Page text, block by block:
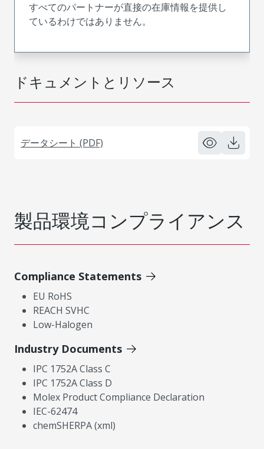
ドキュメントとリソース
データシート (PDF)
すべてのパートナーが直接の在庫情報を提供し
ているわけではありません。
製品環境コンプライアンス
Compliance Statements
EU RoHS
REACH SVHC
Low-Halogen
Industry Documents
IPC 1752A Class C
IPC 1752A Class D
Molex Product Compliance Declaration
IEC-62474
chemSHERPA (xml)